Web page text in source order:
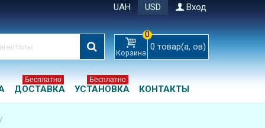
UAH USD Вход
Корзина
0
0 товар(а, ов)
ДОСТАВКА
Бесплатно
УСТАНОВКА
Бесплатно
КОНТАКТЫ